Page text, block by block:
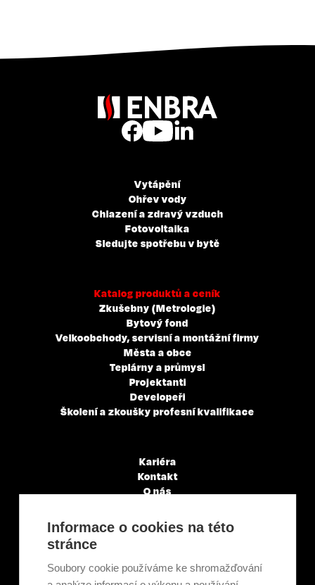
Vytápění
Ohřev vody
Chlazení a zdravý vzduch
Fotovoltaika
Sledujte spotřebu v bytě
Katalog produktů a ceník
Zkušebny (Metrologie)
Bytový fond
Velkoobchody, servisní a montážní firmy
Města a obce
Teplárny a průmysl
Projektanti
Developeři
Školení a zkoušky profesní kvalifikace
Kariéra
Kontakt
O nás
Články a novinky
GDPR & Cookies
Ekologická recyklace
Projekty EU
Informace o cookies na této
stránce
Soubory cookie používáme ke shromažďování